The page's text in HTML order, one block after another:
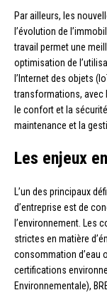
Par ailleurs, les
l’évolution de
travail permet une
optimisation de
l’Internet des objets
transformations, avec
le confort et la
maintenance et la
Les enjeux
L’un des principaux
d’entreprise est de
l’environnement. Les
strictes en matière
consommation d’eau
certifications
Environnementale),